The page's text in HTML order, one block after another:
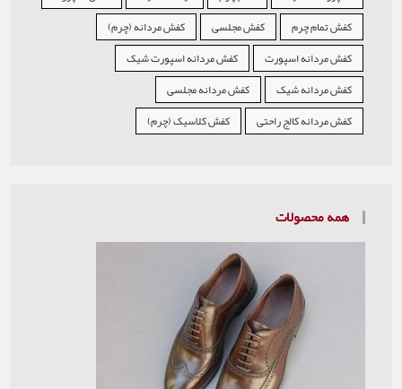
کفش تمام چرم
کفش مجلسی
کفش مردانه (چرم)
کفش مردانه اسپورت
کفش مردانه اسپورت شیک
کفش مردانه شیک
کفش مردانه مجلسی
کفش مردانه کالج راحتی
کفش کلاسیک (چرم)
همه محصولات